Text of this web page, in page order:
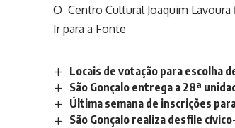
O Centro Cultural Joaquim
Ir para a Fonte
Locais de votação para escolha
São Gonçalo entrega a 28ª
Última semana de inscrições
São Gonçalo realiza desfile